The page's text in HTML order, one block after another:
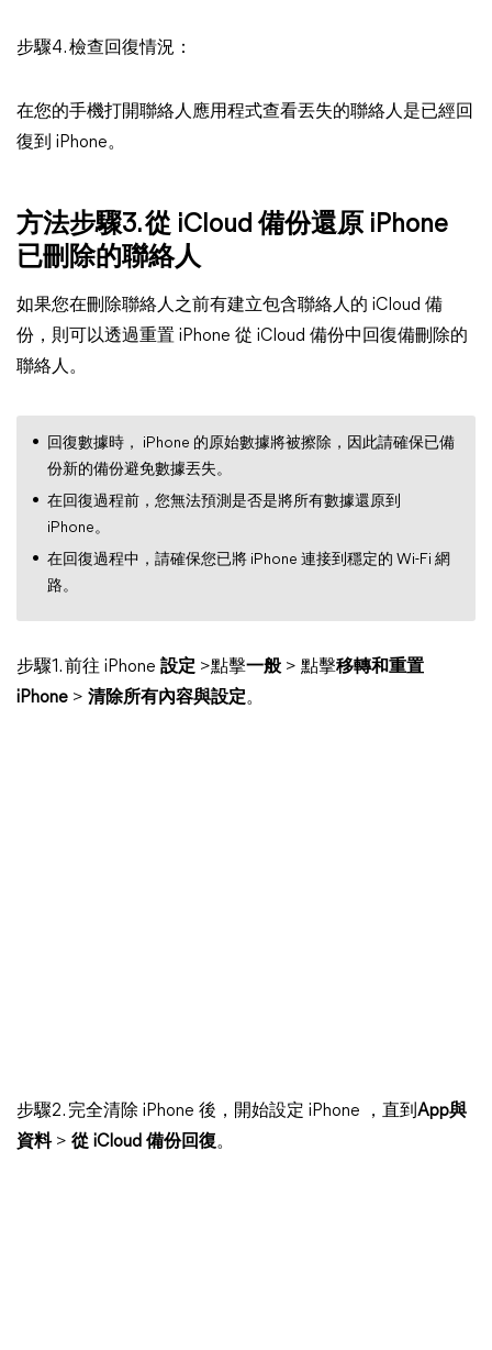
步驟4. 檢查回復情況：
在您的手機打開聯絡人應用程式查看丟失的聯絡人是已經回
復到 iPhone。
方法步驟3. 從 iCloud 備份還原 iPhone
已刪除的聯絡人
如果您在刪除聯絡人之前有建立包含聯絡人的 iCloud 備
份，則可以透過重置 iPhone 從 iCloud 備份中回復備刪除的
聯絡人。
回復數據時， iPhone 的原始數據將被擦除，因此請確保已備
份新的備份避免數據丟失。
在回復過程前，您無法預測是否是將所有數據還原到
iPhone。
在回復過程中，請確保您已將 iPhone 連接到穩定的 Wi-Fi 網
路。
步驟1. 前往 iPhone 設定 >點擊一般 > 點擊移轉和重置
iPhone > 清除所有內容與設定。
步驟2. 完全清除 iPhone 後，開始設定 iPhone ，直到 App與
資料> 從 iCloud 備份回復。